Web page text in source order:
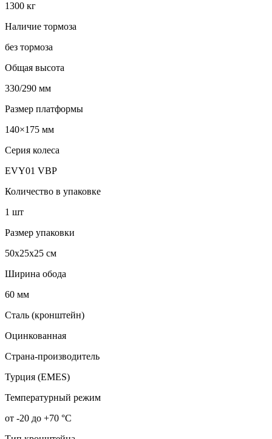
1300 кг
Наличие тормоза
без тормоза
Общая высота
330/290 мм
Размер платформы
140×175 мм
Серия колеса
EVY01 VBP
Количество в упаковке
1 шт
Размер упаковки
50x25x25 см
Ширина обода
60 мм
Сталь (кронштейн)
Оцинкованная
Страна-производитель
Турция (EMES)
Температурный режим
от -20 до +70 °С